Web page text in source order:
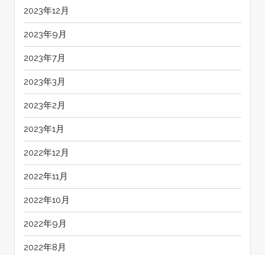
2023年12月
2023年9月
2023年7月
2023年3月
2023年2月
2023年1月
2022年12月
2022年11月
2022年10月
2022年9月
2022年8月